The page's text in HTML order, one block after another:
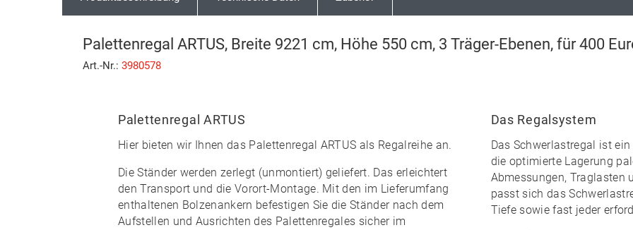
Palettenregal ARTUS, Breite 9221 cm, Höhe 550 cm, 3 Träger-Ebenen, für 400
Art.-Nr.: 3980578
Palettenregal ARTUS
Hier bieten wir Ihnen das Palettenregal ARTUS als Regalreihe an.
Die Ständer werden zerlegt (unmontiert) geliefert. Das erleichtert
den Transport und die Vorort-Montage. Mit den im Lieferumfang
enthaltenen Bolzenankern befestigen Sie die Ständer nach dem
Aufstellen und Ausrichten des Palettenregales sicher im
Das Regalsystem
Das Schwerlastregal ist
die optimierte Lagerung
Abmessungen, Traglasten
passt sich das
Tiefe sowie fast jeder